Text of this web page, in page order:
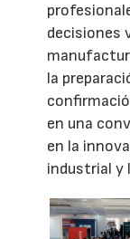
decisiones
la
en una
en la
industrial y